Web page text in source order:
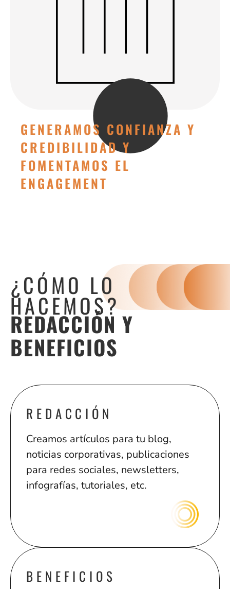
GENERAMOS CONFIANZA Y
CREDIBILIDAD Y
FOMENTAMOS EL
ENGAGEMENT
¿CÓMO LO
HACEMOS?
REDACCIÓN Y
BENEFICIOS
REDACCIÓN
Creamos artículos para tu blog,
noticias corporativas, publicaciones
para redes sociales, newsletters,
infografías, tutoriales, etc.
BENEFICIOS